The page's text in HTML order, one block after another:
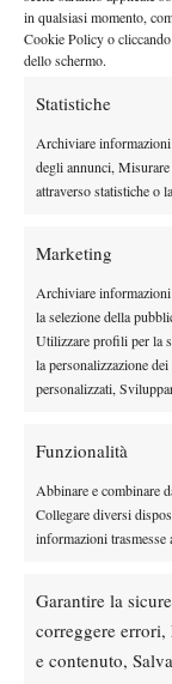
in qualsiasi momento,
Cookie Policy o
dello schermo.
Statistiche
Archiviare
degli annunci,
attraverso statistiche o
Marketing
Archiviare
la selezione della
Utilizzare profili per la
la personalizzazione
personalizzati,
Funzionalità
Abbinare e combinare
Collegare diversi
informazioni trasmesse
Garantire la
correggere errori,
e contenuto,
Un post
Fai